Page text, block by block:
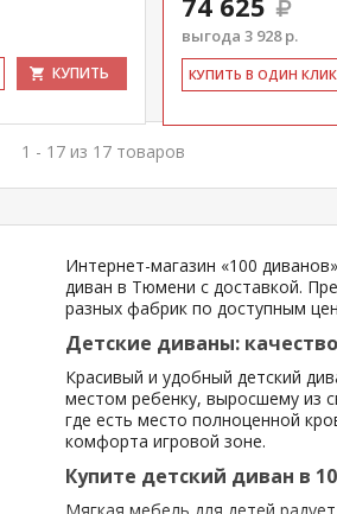
КУПИТЬ
выгода 3 928 р.
КУ­ПИТЬ В ОДИН КЛИК
1 - 17 из 17 товаров
Интернет-магазин «100
диван в Тюмени с доставкой.
разных фабрик по доступным
Детские диваны:
Красивый и удобный детский
местом ребенку, выросшему из
где есть место полноценной
комфорта игровой зоне.
Купите детский диван в